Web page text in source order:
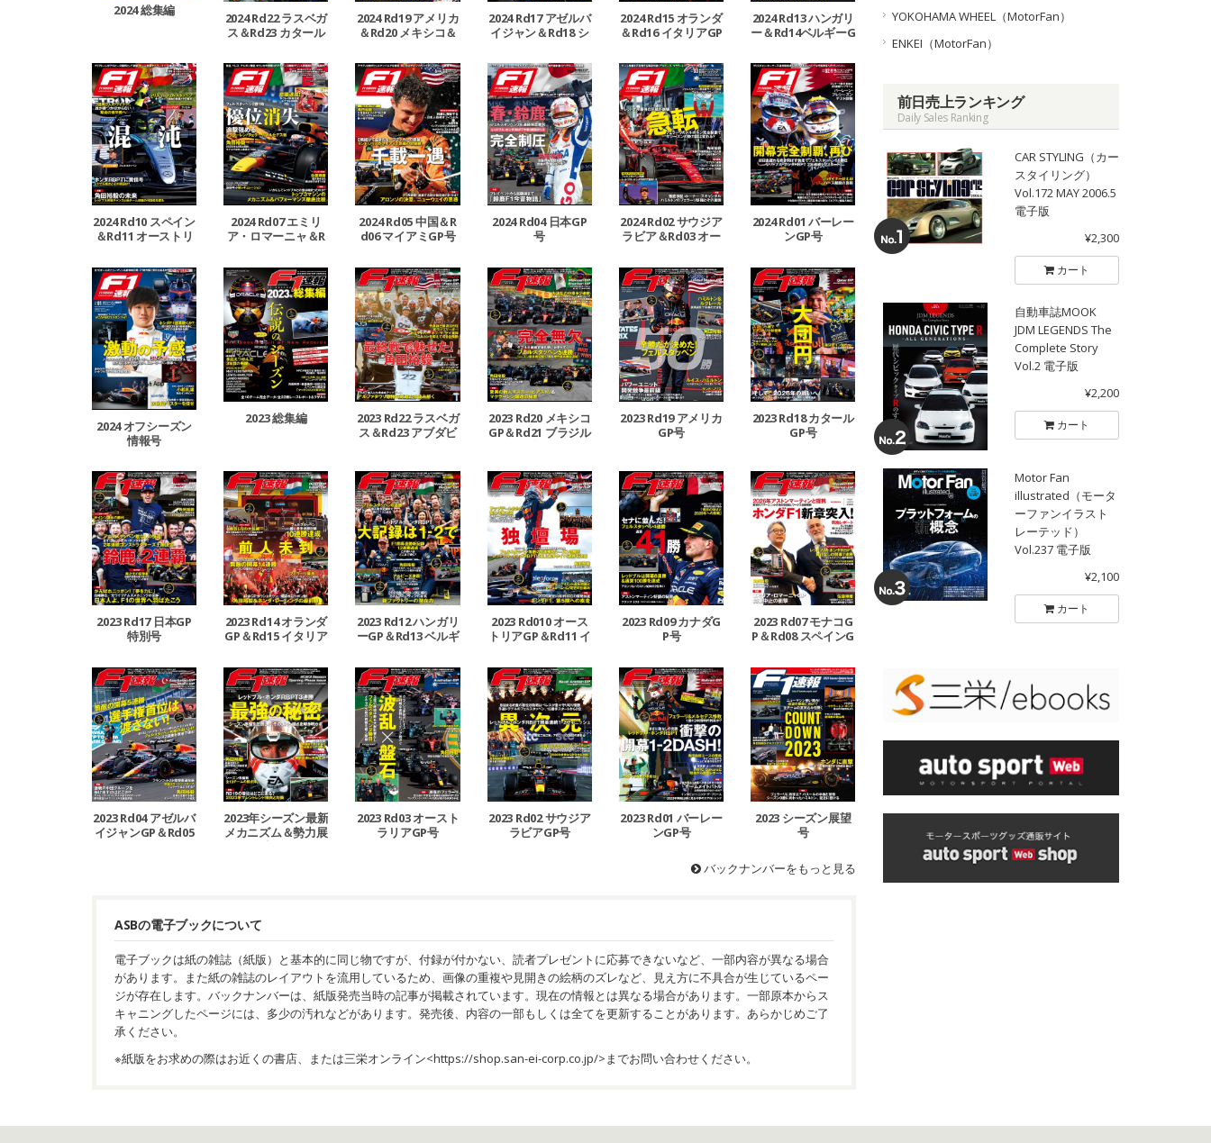
2024 総集編
2024 Rd22 ラスベガ
ス＆Rd23 カタール
号
2024 Rd19 アメリカ
＆Rd20 メキシコ＆
2024 Rd17 アゼルバ
イジャン＆Rd18 シ
2024 Rd15 オランダ
＆Rd16 イタリアGP
2024 Rd13 ハンガリ
ー＆Rd14ベルギーG
2024 Rd10 スペイン
＆Rd11 オーストリ
GP号
2024 Rd07 エミリ
ア・ロマーニャ＆R
カナダGP号
2024 Rd05 中国＆R
d06 マイアミGP号
2024 Rd04 日本GP
号
2024 Rd02 サウジア
ラビア＆Rd03 オー
2024 Rd01 バーレー
ンGP号
2024 オフシーズン
情報号
2023 総集編
2023 Rd22 ラスベガ
ス＆Rd23 アブダビ
2023 Rd20 メキシコ
GP＆Rd21 ブラジル
2023 Rd19 アメリカ
GP号
2023 Rd18 カタール
GP号
2023 Rd17 日本GP
特別号
2023 Rd14 オランダ
GP＆Rd15 イタリア
2023 Rd12 ハンガリ
ーGP＆Rd13 ベルギ
2023 Rd010 オース
トリアGP＆Rd11 イ
2023 Rd09 カナダG
P号
2023 Rd07 モナコG
P＆Rd08 スペインG
2023 Rd04 アゼルバ
イジャンGP＆Rd05
2023年シーズン最新
メカニズム＆勢力展
望号
2023 Rd03 オースト
ラリアGP号
2023 Rd02 サウジア
ラビアGP号
2023 Rd01 バーレー
ンGP号
2023 シーズン展望
号
バックナンバーをもっと見る
ASBの電子ブックについて
電子ブックは紙の雑誌（紙版）と基本的に同じ物ですが、付録が付かない、読者プレゼントに応募できないなど、一部内容が異なる場合
があります。また紙の雑誌のレイアウトを流用しているため、画像の重複や見開きの絵柄のズレなど、見え方に不具合が生じているペー
ジが存在します。バックナンバーは、紙版発売当時の記事が掲載されています。現在の情報とは異なる場合があります。一部原本からス
キャニングしたページには、多少の汚れなどがあります。発売後、内容の一部もしくは全てを更新することがあります。あらかじめご了
承ください。
※紙版をお求めの際はお近くの書店、または三栄オンライン<https://shop.san-ei-corp.co.jp/>までお問い合わせください。
YOKOHAMA WHEEL（MotorFan）
ENKEI（MotorFan）
前日売上ランキング
Daily Sales Ranking
CAR STYLING（カー
スタイリング）
Vol.172 MAY 2006.5
電子版
¥2,300
カート
自動車誌MOOK
JDM LEGENDS The
Complete Story
Vol.2 電子版
¥2,200
カート
Motor Fan
illustrated（モータ
ーファンイラスト
レーテッド）
Vol.237 電子版
¥2,100
カート